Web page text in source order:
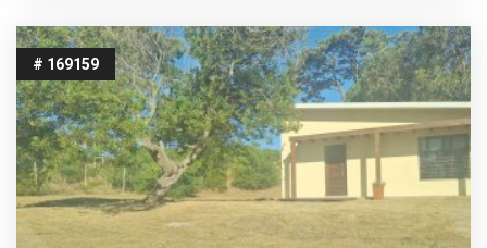
# 169159